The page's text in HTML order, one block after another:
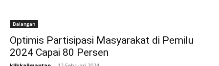
Balangan
Optimis Partisipasi Masyarakat di Pemilu
2024 Capai 80 Persen